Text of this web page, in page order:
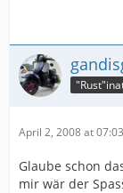
April 2, 2008 at 07:03
Glaube schon
mir wär der